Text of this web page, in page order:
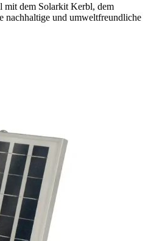
mit dem Solarkit Kerbl, dem
nachhaltige und umweltfreundliche